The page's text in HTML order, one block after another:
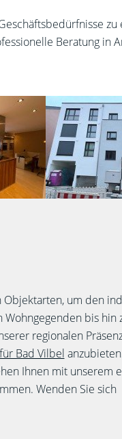
zu
Beratung in
Objektarten, um den
bis hin
regionalen
Bad Vilbel
Ihnen mit unserem
Wenden Sie sich